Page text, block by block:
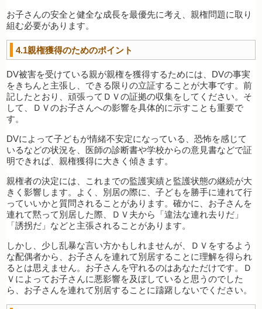
お子さんの安全と健全な成長を最優先に考え、親権問題に取り
組む必要があります。
4.1親権獲得のためのポイント
DV被害を受けている親が親権を獲得するためには、DVの事実
をきちんと主張し、できる限りの立証することが大事です。前
記したとおり、頑張ってＤＶの証拠の収集をしてください。そ
して、ＤＶのお子さんへの影響を具体的に示すことも重要で
す。
DVによって子どもが情緒不安定になっている、恐怖を感じて
いるなどの状況を、医師の診断書や学校からの意見書などで証
明できれば、親権獲得に大きく傾きます。
親権者の決定には、これまでの監護実績と監護状態の継続が大
きく影響します。よく、別居の際に、子どもを勝手に連れて行
っていいかと質問されることがあります。確かに、お子さんを
連れて黙って別居した際、ＤＶ夫から「違法な連れ去りだ」
「誘拐だ」などと主張されることがあります。
しかし、少し乱暴な言い方かもしれませんが、ＤＶをするよう
な配偶者から、お子さんを連れて別居することに理解を得られ
るとは思えません。お子さんを守れるのはあなただけです。Ｄ
Ｖによってお子さんに悪影響を及ぼしていると思うのでした
ら、お子さんを連れて別居することに躊躇しないでください。